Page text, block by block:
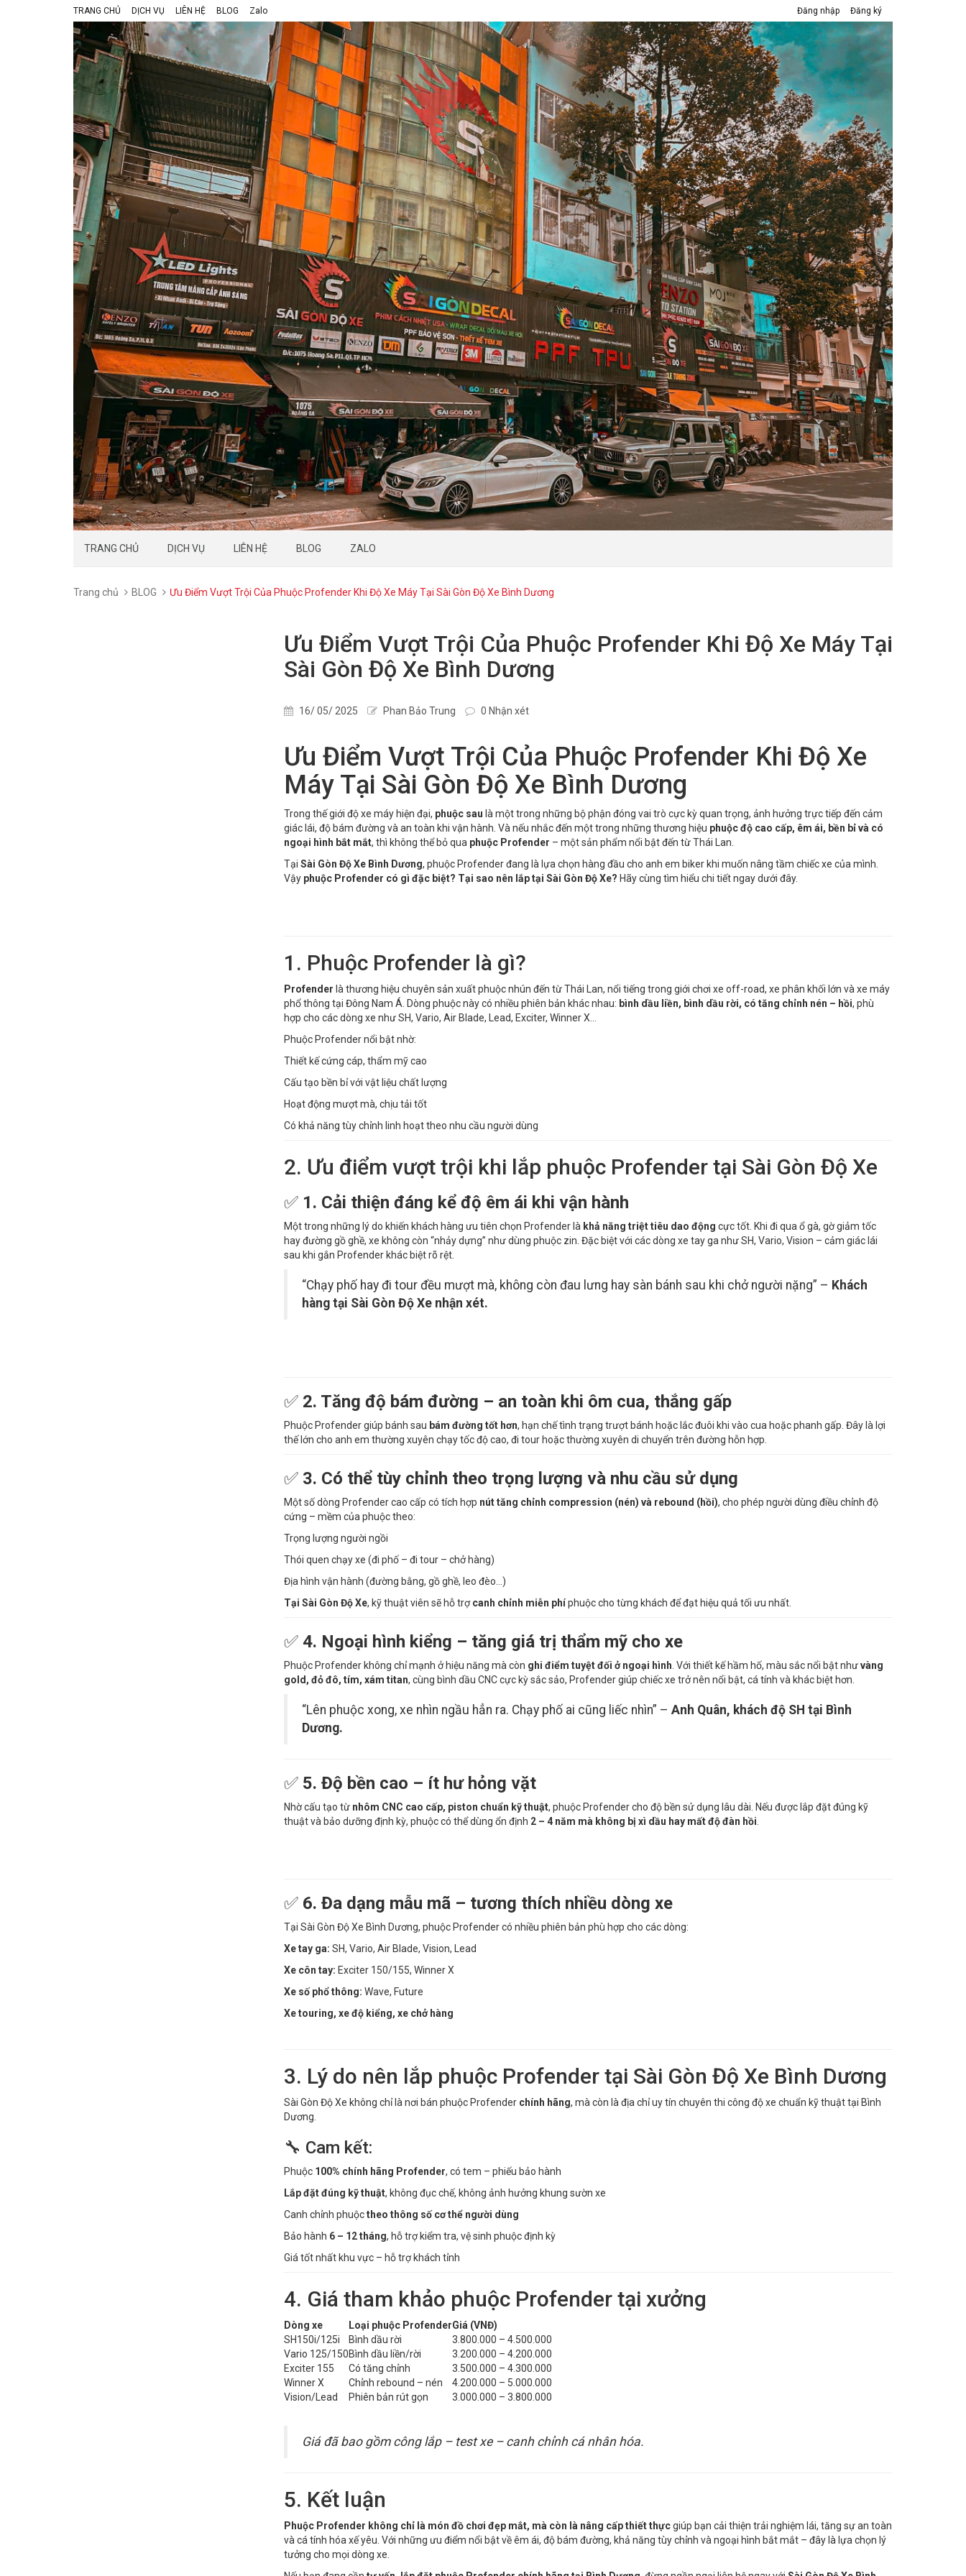
TRANG CHỦ DỊCH VỤ LIÊN HỆ BLOG Zalo Đăng nhập Đăng ký
TRANG CHỦ DỊCH VỤ LIÊN HỆ BLOG ZALO
Trang chủ BLOG Ưu Điểm Vượt Trội Của Phuộc Profender Khi Độ Xe Máy Tại Sài Gòn Độ Xe Bình Dương
Ưu Điểm Vượt Trội Của Phuộc Profender Khi Độ Xe Máy Tại
Sài Gòn Độ Xe Bình Dương
16/ 05/ 2025 Phan Bảo Trung 0 Nhận xét
Ưu Điểm Vượt Trội Của Phuộc Profender Khi Độ Xe
Máy Tại Sài Gòn Độ Xe Bình Dương
Trong thế giới độ xe máy hiện đại, phuộc sau là một trong những bộ phận đóng vai trò cực kỳ quan trọng, ảnh hưởng trực tiếp đến cảm
giác lái, độ bám đường và an toàn khi vận hành. Và nếu nhắc đến một trong những thương hiệu phuộc độ cao cấp, êm ái, bền bỉ và có
ngoại hình bắt mắt, thì không thể bỏ qua phuộc Profender – một sản phẩm nổi bật đến từ Thái Lan.
Tại Sài Gòn Độ Xe Bình Dương, phuộc Profender đang là lựa chọn hàng đầu cho anh em biker khi muốn nâng tầm chiếc xe của mình.
Vậy phuộc Profender có gì đặc biệt? Tại sao nên lắp tại Sài Gòn Độ Xe? Hãy cùng tìm hiểu chi tiết ngay dưới đây.
1. Phuộc Profender là gì?
Profender là thương hiệu chuyên sản xuất phuộc nhún đến từ Thái Lan, nổi tiếng trong giới chơi xe off-road, xe phân khối lớn và xe máy
phổ thông tại Đông Nam Á. Dòng phuộc này có nhiều phiên bản khác nhau: bình dầu liền, bình dầu rời, có tăng chỉnh nén – hồi, phù
hợp cho các dòng xe như SH, Vario, Air Blade, Lead, Exciter, Winner X…
Phuộc Profender nổi bật nhờ:
Thiết kế cứng cáp, thẩm mỹ cao
Cấu tạo bền bỉ với vật liệu chất lượng
Hoạt động mượt mà, chịu tải tốt
Có khả năng tùy chỉnh linh hoạt theo nhu cầu người dùng
2. Ưu điểm vượt trội khi lắp phuộc Profender tại Sài Gòn Độ Xe
✅ 1. Cải thiện đáng kể độ êm ái khi vận hành
Một trong những lý do khiến khách hàng ưu tiên chọn Profender là khả năng triệt tiêu dao động cực tốt. Khi đi qua ổ gà, gờ giảm tốc
hay đường gồ ghề, xe không còn “nhảy dựng” như dùng phuộc zin. Đặc biệt với các dòng xe tay ga như SH, Vario, Vision – cảm giác lái
sau khi gắn Profender khác biệt rõ rệt.
“Chạy phố hay đi tour đều mượt mà, không còn đau lưng hay sàn bánh sau khi chở người nặng” – Khách
hàng tại Sài Gòn Độ Xe nhận xét.
✅ 2. Tăng độ bám đường – an toàn khi ôm cua, thắng gấp
Phuộc Profender giúp bánh sau bám đường tốt hơn, hạn chế tình trạng trượt bánh hoặc lắc đuôi khi vào cua hoặc phanh gấp. Đây là lợi
thế lớn cho anh em thường xuyên chạy tốc độ cao, đi tour hoặc thường xuyên di chuyển trên đường hỗn hợp.
✅ 3. Có thể tùy chỉnh theo trọng lượng và nhu cầu sử dụng
Một số dòng Profender cao cấp có tích hợp nút tăng chỉnh compression (nén) và rebound (hồi), cho phép người dùng điều chỉnh độ
cứng – mềm của phuộc theo:
Trọng lượng người ngồi
Thói quen chạy xe (đi phố – đi tour – chở hàng)
Địa hình vận hành (đường bằng, gồ ghề, leo đèo…)
Tại Sài Gòn Độ Xe, kỹ thuật viên sẽ hỗ trợcanh chỉnh miễn phíphuộc cho từng khách để đạt hiệu quả tối ưu nhất.
✅ 4. Ngoại hình kiểng – tăng giá trị thẩm mỹ cho xe
Phuộc Profender không chỉ mạnh ở hiệu năng mà còn ghi điểm tuyệt đối ở ngoại hình . Với thiết kế hầm hố, màu sắc nổi bật nhưvàng
gold, đỏ đô, tím, xám titan, cùng bình dầu CNC cực kỳ sắc sảo, Profender giúp chiếc xe trở nên nổi bật, cá tính và khác biệt hơn.
“Lên phuộc xong, xe nhìn ngầu hẳn ra. Chạy phố ai cũng liếc nhìn” – Anh Quân, khách độ SH tại Bình
Dương.
✅ 5. Độ bền cao – ít hư hỏng vặt
Nhờ cấu tạo từ nhôm CNC cao cấp, piston chuẩn kỹ thuật, phuộc Profender cho độ bền sử dụng lâu dài. Nếu được lắp đặt đúng kỹ
thuật và bảo dưỡng định kỳ, phuộc có thể dùng ổn định 2 – 4 năm mà không bị xì dầu hay mất độ đàn hồi
✅ 6. Đa dạng mẫu mã – tương thích nhiều dòng xe
Tại Sài Gòn Độ Xe Bình Dương, phuộc Profender có nhiều phiên bản phù hợp cho các dòng:
Xe tay ga: SH, Vario, Air Blade, Vision, Lead
Xe côn tay: Exciter 150/155, Winner X
Xe số phổ thông: Wave, Future
Xe touring, xe độ kiểng, xe chở hàng
3. Lý do nên lắp phuộc Profender tại Sài Gòn Độ Xe Bình Dương
Sài Gòn Độ Xe không chỉ là nơi bán phuộc Profender chính hãng, mà còn là địa chỉ uy tín chuyên thi công độ xe chuẩn kỹ thuật tại Bình
Dương.
🔧 Cam kết:
Phuộc 100% chính hãng Profender, có tem – phiếu bảo hành
Lắp đặt đúng kỹ thuật, không đục chế, không ảnh hưởng khung sườn xe
Canh chỉnh phuộctheo thông số cơ thể người dùng
Bảo hành 6 – 12 tháng, hỗ trợ kiểm tra, vệ sinh phuộc định kỳ
Giá tốt nhất khu vực – hỗ trợ khách tỉnh
4. Giá tham khảo phuộc Profender tại xưởng
Dòng xe Loại phuộc ProfenderGiá (VNĐ)
SH150i/125i
Bình dầu rời
3.800.000 – 4.500.000
Vario 125/150Bình dầu liền/rời
3.200.000 – 4.200.000
Exciter 155
Có tăng chỉnh
3.500.000 – 4.300.000
Winner X
Chỉnh rebound – nén
4.200.000 – 5.000.000
Vision/Lead
Phiên bản rút gọn 3.000.000 – 3.800.000
Giá đã bao gồm công lắp – test xe – canh chỉnh cá nhân hóa.
5. Kết luận
Phuộc Profender không chỉ là món đồ chơi đẹp mắt, mà còn là nâng cấp thiết thựcgiúp bạn cải thiện trải nghiệm lái, tăng sự an toàn
và cá tính hóa xế yêu. Với những ưu điểm nổi bật về êm ái, độ bám đường, khả năng tùy chỉnh và ngoại hình bắt mắt – đây là lựa chọn lý
tưởng cho mọi dòng xe.